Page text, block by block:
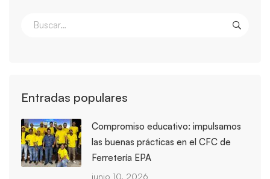
Entradas populares
Compromiso educativo: impulsamos
las buenas prácticas en el CFC de
Ferretería EPA
junio 10, 2026